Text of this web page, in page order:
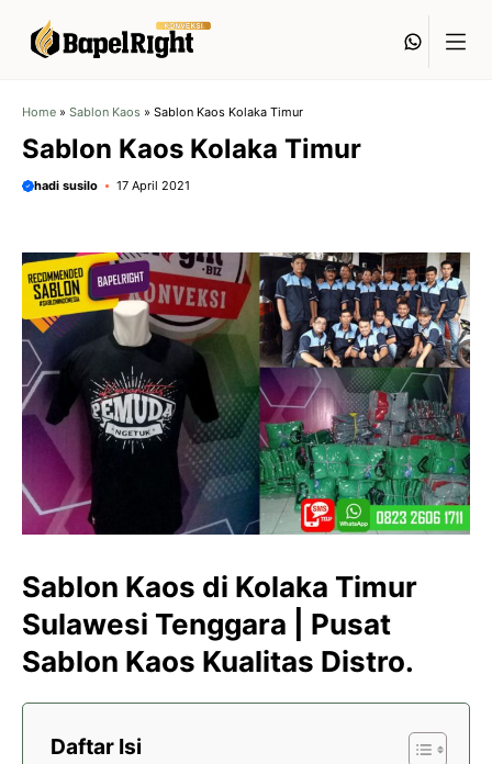
Home » Sablon Kaos » Sablon Kaos Kolaka Timur
Sablon Kaos Kolaka Timur
hadi susilo 17 April 2021
Sablon Kaos di Kolaka Timur
Sulawesi Tenggara | Pusat
Sablon Kaos Kualitas Distro.
Daftar Isi